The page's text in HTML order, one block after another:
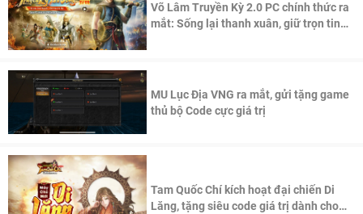
Võ Lâm Truyền Kỳ 2.0 PC chính thức ra
mắt: Sống lại thanh xuân, giữ trọn tinh
MU Lục Địa VNG ra mắt, gửi tặng game
thủ bộ Code cực giá trị
Tam Quốc Chí kích hoạt đại chiến Di
Lăng, tặng siêu code giá trị dành cho